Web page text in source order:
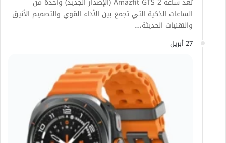
الساعات الذكية التي تجمع بين الأداء القوي والتصميم الأنيق
والتقنيات الحديثة،…
27 أبريل